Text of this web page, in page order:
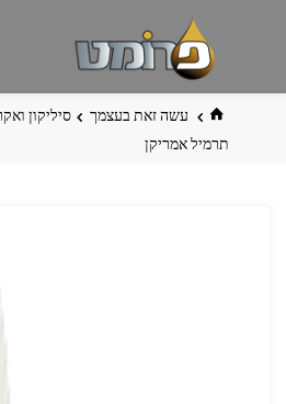
בית עשה זאת בעצמך סיליקון
תרמיל אמריקן